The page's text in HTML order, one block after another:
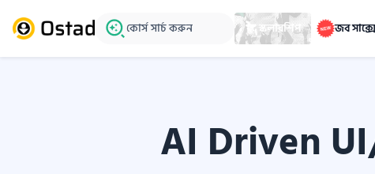
কোর্স সার্চ করুন স্কলারশিপ জব
AI Driven UI/